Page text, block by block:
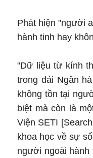
Phát hiện "người
hành tinh hay
"Dữ liệu từ kính
trong dải Ngân
không tồn tại
biệt mà còn là
Viện SETI
khoa học về sự
người ngoài hành